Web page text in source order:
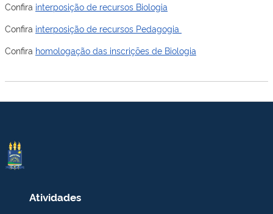
Confira interposição de recursos Biologia
Confira interposição de recursos Pedagogia
Confira homologação das inscrições de Biologia
Atividades